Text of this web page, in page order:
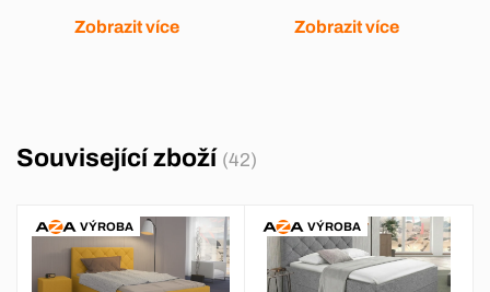
Zobrazit více Zobrazit více
Související zboží (42)
VÝROBA VÝROBA